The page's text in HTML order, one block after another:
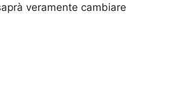
veramente cambiare